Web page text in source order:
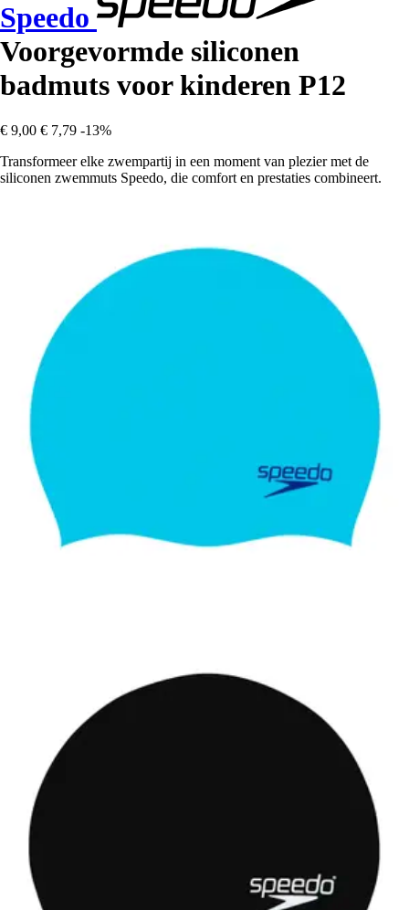
Speedo
Voorgevormde siliconen
badmuts voor kinderen P12
€ 9,00 € 7,79 -13%
Transformeer elke zwempartij in een moment van plezier met de
siliconen zwemmuts Speedo, die comfort en prestaties combineert.